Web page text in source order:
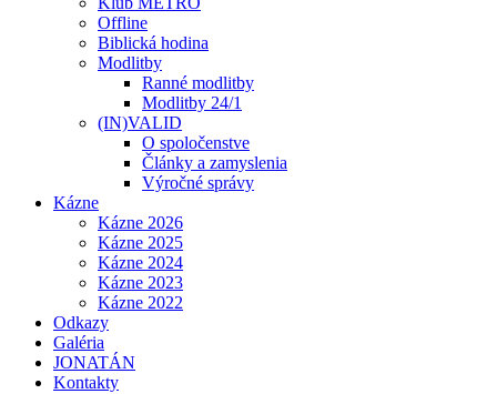
Offline
Biblická hodina
Modlitby
Ranné modlitby
Modlitby 24/1
(IN)VALID
O spoločenstve
Články a zamyslenia
Výročné správy
Kázne
Kázne 2026
Kázne 2025
Kázne 2024
Kázne 2023
Kázne 2022
Odkazy
Galéria
JONATÁN
Kontakty